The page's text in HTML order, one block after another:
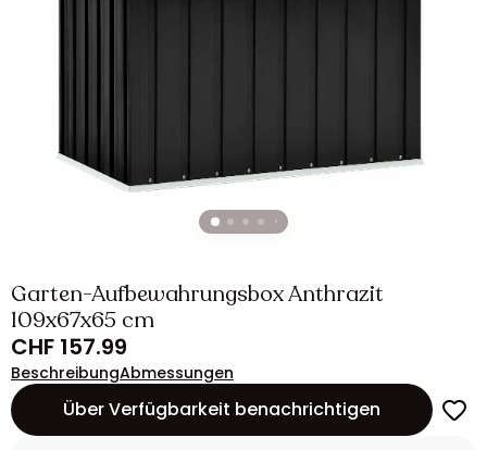
Garten-Aufbewahrungsbox Anthrazit
109x67x65 cm
CHF 157.99
BeschreibungAbmessungen
Über Verfügbarkeit benachrichtigen